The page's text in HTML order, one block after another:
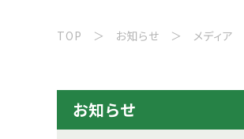
TOP お知らせ メディア
お知らせ